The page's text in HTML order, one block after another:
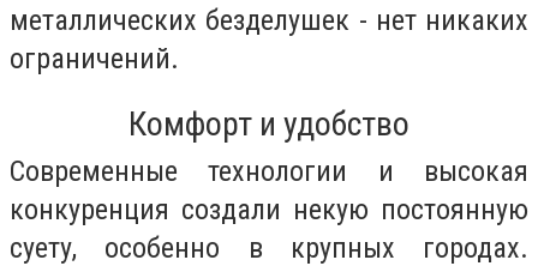
металлических безделушек - нет никаких
ограничений.
Комфорт и удобство
Современные технологии и высокая
конкуренция создали некую постоянную
суету, особенно в крупных городах.